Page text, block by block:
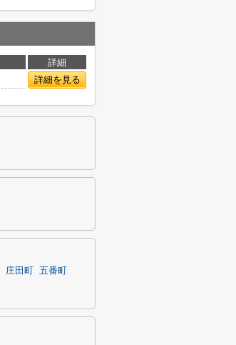
詳細
詳細を見る
庄田町
五番町